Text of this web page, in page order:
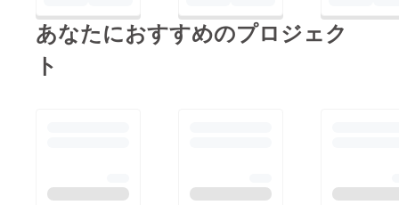
あなたにおすすめのプロジェク
ト